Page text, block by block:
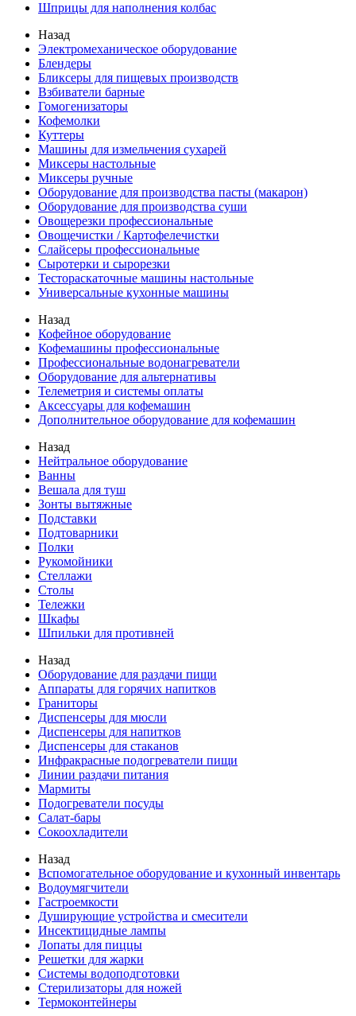
Шприцы для наполнения колбас
Назад
Электромеханическое оборудование
Блендеры
Бликсеры для пищевых производств
Взбиватели барные
Гомогенизаторы
Кофемолки
Куттеры
Машины для измельчения сухарей
Миксеры настольные
Миксеры ручные
Оборудование для производства пасты (макарон)
Оборудование для производства суши
Овощерезки профессиональные
Овощечистки / Картофелечистки
Слайсеры профессиональные
Сыротерки и сырорезки
Тестораскаточные машины настольные
Универсальные кухонные машины
Назад
Кофейное оборудование
Кофемашины профессиональные
Профессиональные водонагреватели
Оборудование для альтернативы
Телеметрия и системы оплаты
Аксессуары для кофемашин
Дополнительное оборудование для кофемашин
Назад
Нейтральное оборудование
Ванны
Вешала для туш
Зонты вытяжные
Подставки
Подтоварники
Полки
Рукомойники
Стеллажи
Столы
Тележки
Шкафы
Шпильки для противней
Назад
Оборудование для раздачи пищи
Аппараты для горячих напитков
Граниторы
Диспенсеры для мюсли
Диспенсеры для напитков
Диспенсеры для стаканов
Инфракрасные подогреватели пищи
Линии раздачи питания
Мармиты
Подогреватели посуды
Салат-бары
Сокоохладители
Назад
Вспомогательное оборудование и кухонный инвентарь
Водоумягчители
Гастроемкости
Душирующие устройства и смесители
Инсектицидные лампы
Лопаты для пиццы
Решетки для жарки
Системы водоподготовки
Стерилизаторы для ножей
Термоконтейнеры